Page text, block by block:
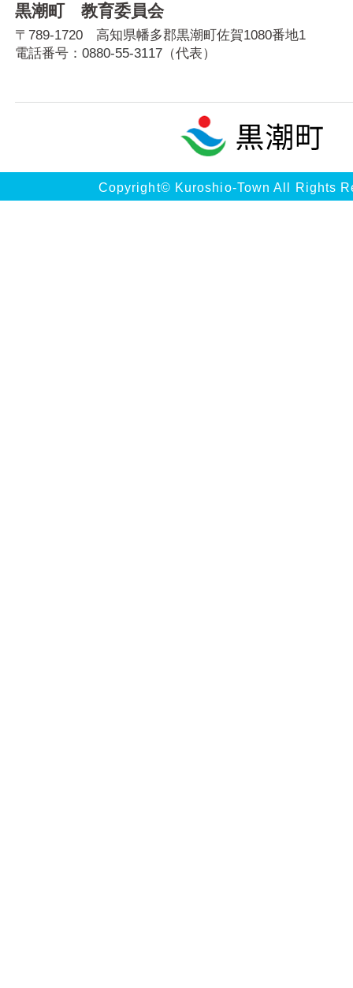
黒潮町 教育委員会
〒789-1720 高知県幡多郡黒潮町佐賀1080番地1
電話番号：0880-55-3117 （代表）
Copyright© Kuroshio-Town All Rights